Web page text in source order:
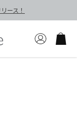
ース！